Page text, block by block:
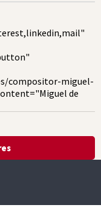
compositor-miguel-
de